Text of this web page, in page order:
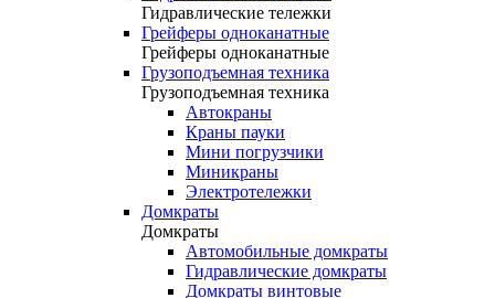
Гидравлические тележки
Грейферы одноканатные
Грейферы одноканатные
Грузоподъемная техника
Грузоподъемная техника
Автокраны
Краны пауки
Мини погрузчики
Миникраны
Электротележки
Домкраты
Домкраты
Автомобильные домкраты
Гидравлические домкраты
Домкраты винтовые